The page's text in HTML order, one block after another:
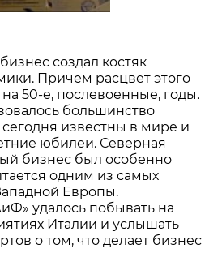
создал костяк
Причем расцвет этого
50-е, послевоенные, годы.
большинство
известны в мире и
юбилеи. Северная
бизнес был особенно
одним из самых
Европы.
удалось побывать на
Италии и услышать
о том, что делает бизнес